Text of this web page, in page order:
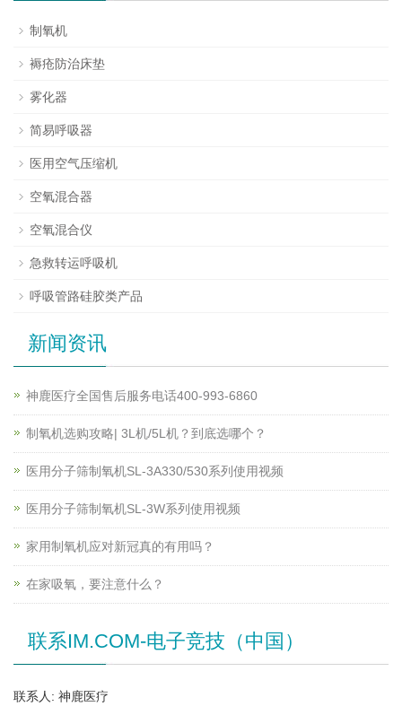
制氧机
褥疮防治床垫
雾化器
简易呼吸器
医用空气压缩机
空氧混合器
空氧混合仪
急救转运呼吸机
呼吸管路硅胶类产品
新闻资讯
神鹿医疗全国售后服务电话400-993-6860
制氧机选购攻略| 3L机/5L机？到底选哪个？
医用分子筛制氧机SL-3A330/530系列使用视频
医用分子筛制氧机SL-3W系列使用视频
家用制氧机应对新冠真的有用吗？
在家吸氧，要注意什么？
联系IM.COM-电子竞技（中国）
联系人: 神鹿医疗